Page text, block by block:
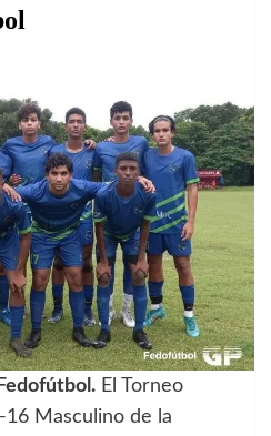
El Torneo
16 Masculino de la